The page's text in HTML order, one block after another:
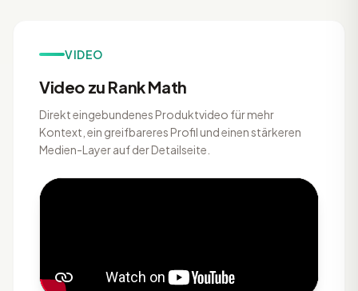
VIDEO
Video zu Rank Math
Direkt eingebundenes Produktvideo für mehr
Kontext, ein greifbareres Profil und einen stärkeren
Medien-Layer auf der Detailseite.